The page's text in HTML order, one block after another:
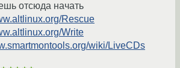
отсюда начать
Rescue
Write
wiki/LiveCDs